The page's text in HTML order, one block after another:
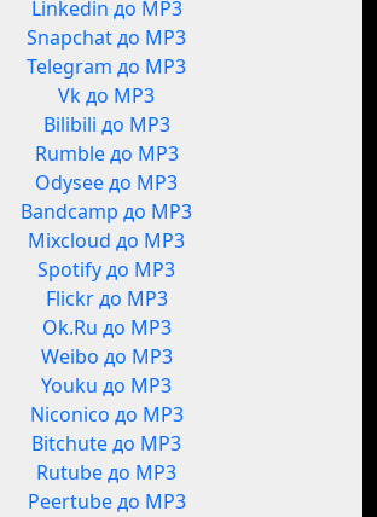
Linkedin до MP3
Snapchat до MP3
Telegram до MP3
Vk до MP3
Bilibili до MP3
Rumble до MP3
Odysee до MP3
Bandcamp до MP3
Mixcloud до MP3
Spotify до MP3
Flickr до MP3
Ok.Ru до MP3
Weibo до MP3
Youku до MP3
Niconico до MP3
Bitchute до MP3
Rutube до MP3
Peertube до MP3